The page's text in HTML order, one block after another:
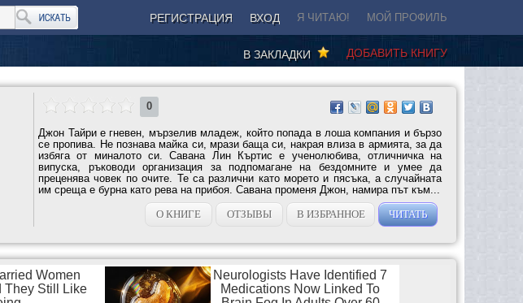
РЕГИСТРАЦИЯ ВХОД Я ЧИТАЮ! МОЙ ПРОФИЛЬ
ДОБАВИТЬ КНИГУ
В ЗАКЛАДКИ
0
Джон Тайри е гневен, мързелив младеж, който попада в лоша компания и бързо
се пропива. Не познава майка си, мрази баща си, накрая влиза в армията, за да
избяга от миналото си. Савана Лин Къртис е ученолюбива, отличничка на
випуска, ръководи организация за подпомагане на бездомните и умее да
преценява човек по очите. Те са различни като морето и пясъка, а случайната
им среща е бурна като рева на прибоя. Савана променя Джон, намира път към...
О КНИГЕ
ОТЗЫВЫ В ИЗБРАННОЕ ЧИТАТЬ